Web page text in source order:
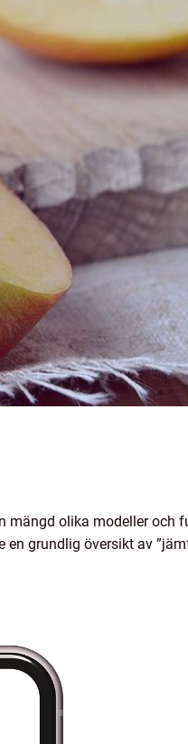
mängd olika modeller och
grundlig översikt av